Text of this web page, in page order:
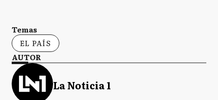
Temas
EL PAÍS
AUTOR
La Noticia 1